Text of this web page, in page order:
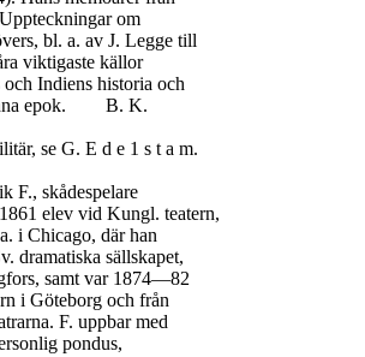
om
bl. a. av J. Legge till
viktigaste källor
Indiens historia och
B. K.
se G. E d e 1 s t a m.
F., skådespelare
elev vid Kungl. teatern,
i Chicago, där han
dramatiska sällskapet,
samt var 1874—82
i Göteborg och från
F. uppbar med
pondus,